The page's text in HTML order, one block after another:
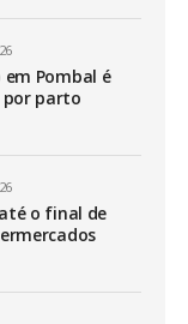
em Pombal é
por parto
o final de